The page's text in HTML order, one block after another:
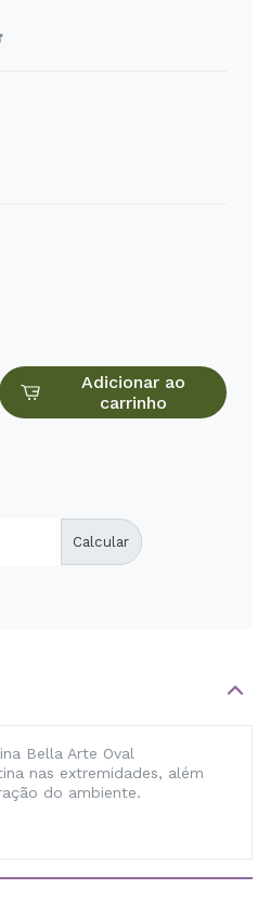
Adicionar ao
carrinho
Calcular
Bella Arte Oval
nas extremidades, além
do ambiente.